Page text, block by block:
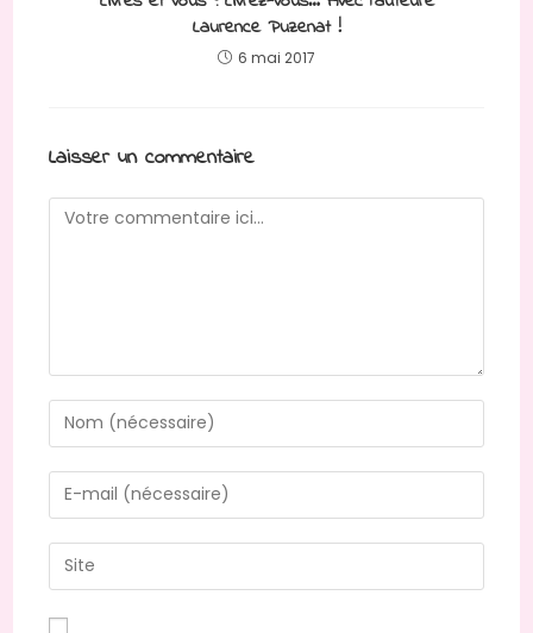
Laurence Puzenat !
6 mai 2017
Laisser un commentaire